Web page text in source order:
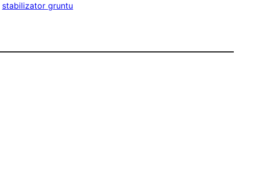
stabilizator gruntu